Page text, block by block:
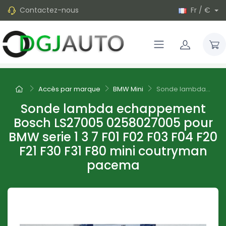
Contactez-nous Fr / €
Accès par marque BMW Mini Sonde lambda...
Sonde lambda echappement
Bosch LS27005 0258027005 pour
BMW serie 1 3 7 F01 F02 F03 F04 F20
F21 F30 F31 F80 mini coutryman
pacema